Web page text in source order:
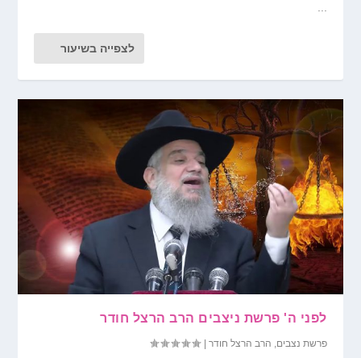
לצפייה בשיעור
לפני ה' פרשת ניצבים הרב הרצל חודר
פרשת נצבים הרב הרצל חודר |